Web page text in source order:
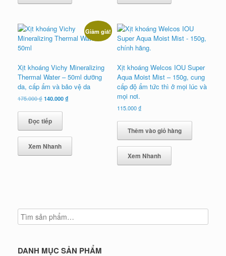
Giảm giá!
Xịt khoáng Vichy Mineralizing
Thermal Water – 50ml dưỡng
da, cấp ẩm và bảo vệ da
175.000₫Giá
là:
175.000 ₫.
140.000₫
Đọc tiếp
Xem Nhanh
Xịt khoáng Welcos IOU Super
Aqua Moist Mist – 150g, cung
cấp độ ẩm tức thì ở mọi lúc và
mọi nơi.
115.000₫
Thêm vào giỏ hàng
Xem Nhanh
DANH MỤC SẢN PHẨM